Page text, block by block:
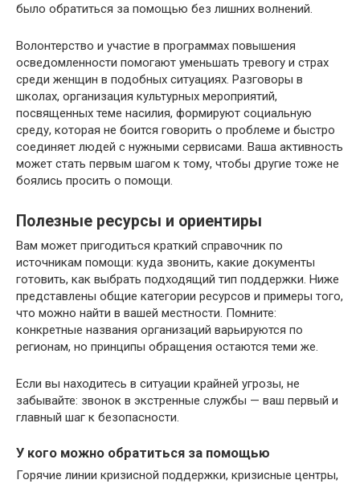
было обратиться за помощью без лишних волнений.
Волонтерство и участие в программах повышения
осведомленности помогают уменьшать тревогу и страх
среди женщин в подобных ситуациях. Разговоры в
школах, организация культурных мероприятий,
посвященных теме насилия, формируют социальную
среду, которая не боится говорить о проблеме и быстро
соединяет людей с нужными сервисами. Ваша активность
может стать первым шагом к тому, чтобы другие тоже не
боялись просить о помощи.
Полезные ресурсы и ориентиры
Вам может пригодиться краткий справочник по
источникам помощи: куда звонить, какие документы
готовить, как выбрать подходящий тип поддержки. Ниже
представлены общие категории ресурсов и примеры того,
что можно найти в вашей местности. Помните:
конкретные названия организаций варьируются по
регионам, но принципы обращения остаются теми же.
Если вы находитесь в ситуации крайней угрозы, не
забывайте: звонок в экстренные службы — ваш первый и
главный шаг к безопасности.
У кого можно обратиться за помощью
Горячие линии кризисной поддержки, кризисные центры,